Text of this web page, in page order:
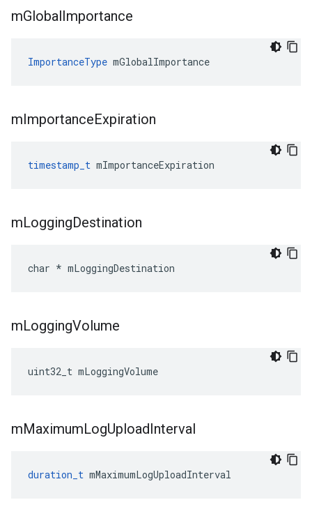
mGlobalImportance
ImportanceType mGlobalImportance
mImportanceExpiration
timestamp_t mImportanceExpiration
mLoggingDestination
char * mLoggingDestination
mLoggingVolume
uint32_t mLoggingVolume
mMaximumLogUploadInterval
duration_t mMaximumLogUploadInterval